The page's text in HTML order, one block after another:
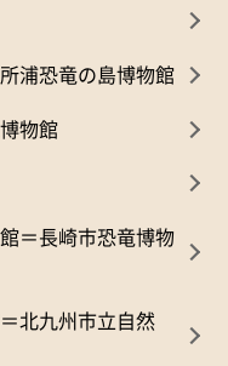
浦恐竜の島博物館
物館
＝長崎市恐竜博物
北九州市立自然